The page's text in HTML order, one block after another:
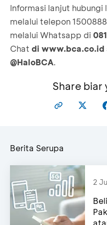
Transaksi berhasil
(ditandai dengan
bagian paling atas
*Transaksi valas ke
menggunakan dokumen
Dokumen, Bank
Penerima, dan
Klik “Lanjut”
Cek kembali data
“Lanjut”
Pengajuan
diunggah
Jika dokumen sudah
dokumen tersebut
underlyinguntuk
Informasi lanjut hubungi
melalui telepon
melalui Whatsapp di
Chat di www.bca.co.id
@HaloBCA.
Share biar
Berita Serupa
2